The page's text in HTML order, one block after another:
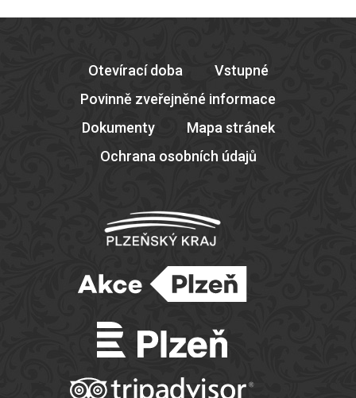
Otevírací doba
Vstupné
Povinně zveřejněné informace
Dokumenty
Mapa stránek
Ochrana osobních údajů